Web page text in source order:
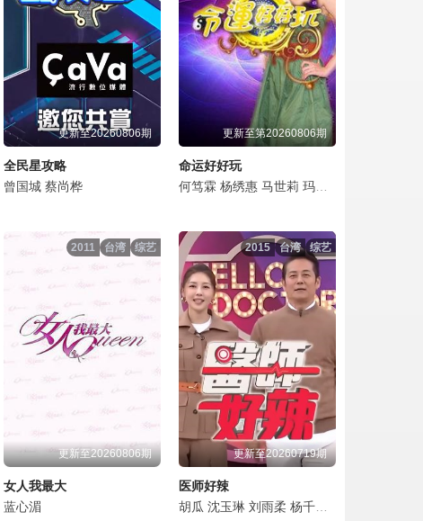
郑坚克 殷琦
更新至20260806期
全民星攻略
曾国城 蔡尚桦
更新至第20260806期
命运好好玩
何笃霖 杨绣惠 马世莉 玛莉亚
综艺
台湾
2011
更新至20260806期
女人我最大
蓝心湄
综艺
台湾
2015
更新至20260719期
医师好辣
胡瓜 沈玉琳 刘雨柔 杨千霈